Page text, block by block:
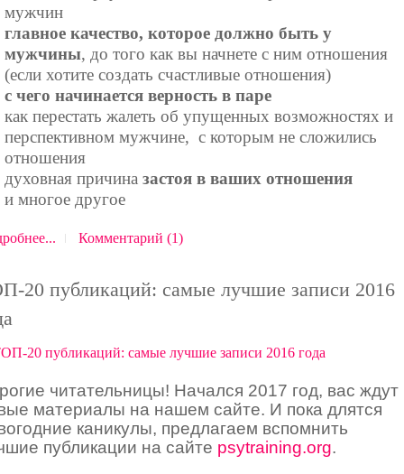
мужчин
главное качество, которое должно быть у
мужчины, до того как вы начнете с ним отношения
(если хотите создать счастливые отношения)
с чего начинается верность в паре
как перестать жалеть об упущенных возможностях и
перспективном мужчине, с которым не сложились
отношения
духовная причина застоя в ваших отношения
и многое другое
Комментарий (1)
20 публикаций: самые лучшие записи 2016
читательницы! Начался 2017 год, вас ждут
материалы на нашем сайте. И пока длятся
каникулы, предлагаем вспомнить
публикации на сайте psytraining.org.